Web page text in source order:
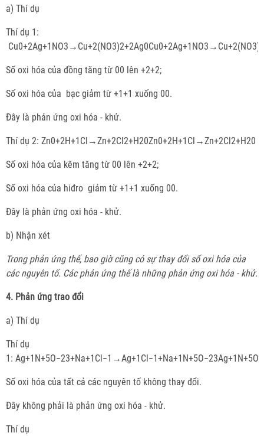
a) Thí dụ
Thí dụ 1:
Số oxi hóa của đồng tăng từ 00 lên +2+2;
Số oxi hóa của bạc giảm từ +1+1 xuống 00.
Đây là phản ứng oxi hóa - khử.
Thí dụ 2: Zn0+2H+1Cl→Zn+2Cl2+H20Zn0+2H+1Cl→Zn+2Cl2+H20
Số oxi hóa của kẽm tăng từ 00 lên +2+2;
Số oxi hóa của hiđro giảm từ +1+1 xuống 00.
Đây là phản ứng oxi hóa - khử.
b) Nhận xét
Trong phản ứng thế, bao giờ cũng có sự thay đổi số oxi hóa của
các nguyên tố. Các phản ứng thế là những phản ứng oxi hóa - khử.
4. Phản ứng trao đổi
a) Thí dụ
Thí dụ
1:
Số oxi hóa của tất cả các nguyên tố không thay đổi.
Đây không phải là phản ứng oxi hóa - khử.
Thí dụ